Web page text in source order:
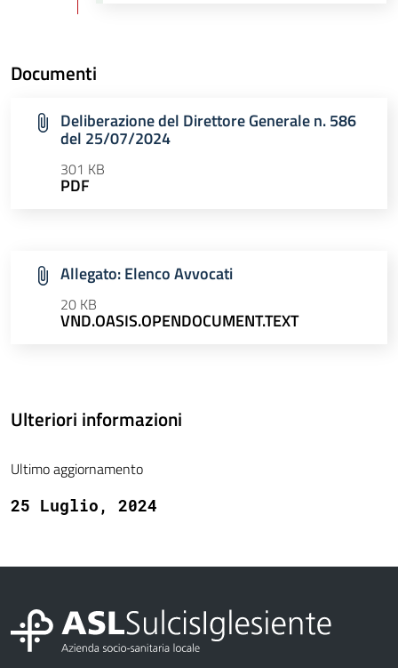
Documenti
Deliberazione del Direttore Generale n. 586
del 25/07/2024
301 KB
PDF
Allegato: Elenco Avvocati
20 KB
VND.OASIS.OPENDOCUMENT.TEXT
Ulteriori informazioni
Ultimo aggiornamento
25 Luglio, 2024